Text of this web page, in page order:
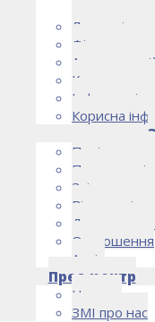
Лист
Фінансова
Кодекс
Корисна
Політика
План
Звіт про
Відомості
Договори
Оголошення
Архів
Прес-центр
Новини
ЗМІ про нас